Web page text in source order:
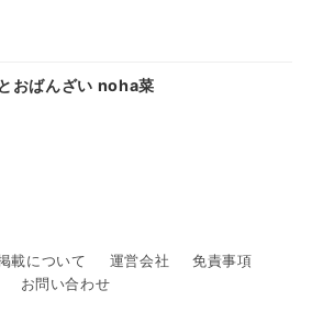
おばんざい noha菜
載について 運営会社
免責事項
お問い合わせ